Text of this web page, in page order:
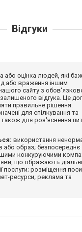
Відгуки
або оцінка людей, які
або враження іншим
сайту з
відгука. Це
правильне рішення.
для спілкування та
для роз'яснення
використання
або образ; безпосереднє
конкуруючими
що ображають
послуги; розміщення
ресурси; реклама та